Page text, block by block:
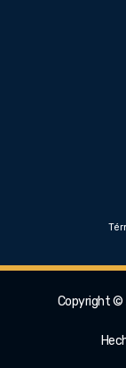
Copyright ©